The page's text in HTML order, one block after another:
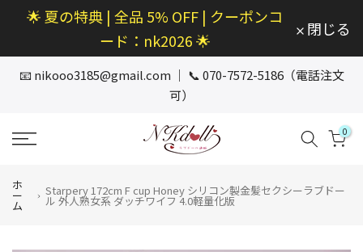
へ
ス
🌟 夏の特典 | 全品 5% OFF | クーポンコ
ード：nk2026 🌟
閉じる
📧 nikooo3185@gmail.com ｜ 📞 070-7572-5186（電話注文
可）
0
ホ
ー
ム
Starpery 172cm F cup Honey シリコン製金髪セクシーラブドー
ル 外人熟女系 ダッチワイフ 4.0軽量化版